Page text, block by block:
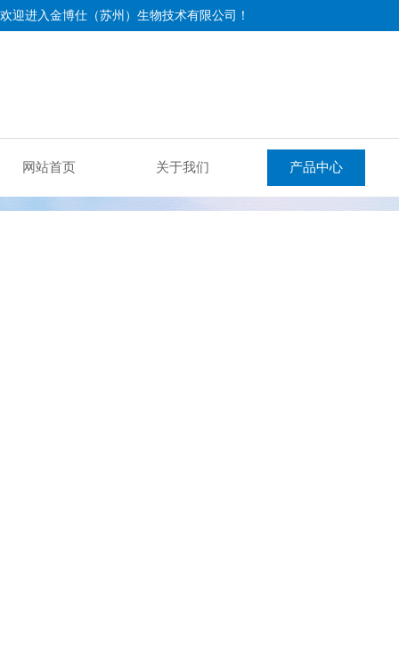
欢迎进入金博仕（苏州）生物技术有限公司！
网站首页 关于我们 产品中心